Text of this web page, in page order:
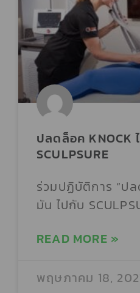
APEX PROFOUND
RATCHAPRUEK)
APIRADEE CLINIC
ARUNYA CLINIC สาขาสมุทร
ปลดล็อค KNOCK
SCULPSURE
ร่วมปฏิบัติการ “ปล
มัน ไปกับ
READ MORE »
พฤษภาคม 18,